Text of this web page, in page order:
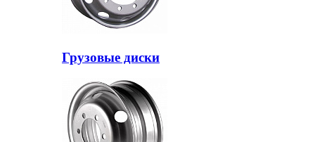
Грузовые диски